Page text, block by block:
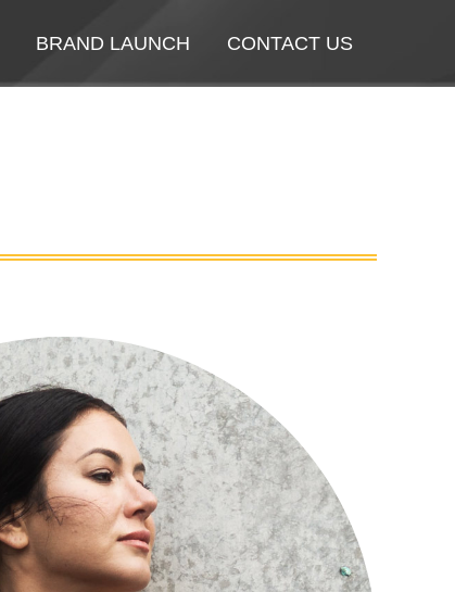
BRAND LAUNCH CONTACT US
BRAND LAUNCH CONTACT US